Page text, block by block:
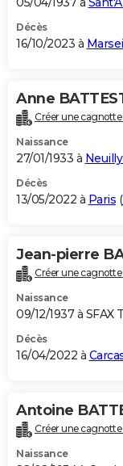
Décès
16/10/2023 à
Anne
Créer une cagnotte
Naissance
27/01/1933 à
Décès
13/05/2022 à Paris (
Jean-pierre
Créer une cagnotte
Naissance
09/12/1937 à SFAX
Décès
16/04/2022 à
Antoine
Créer une cagnotte
Naissance